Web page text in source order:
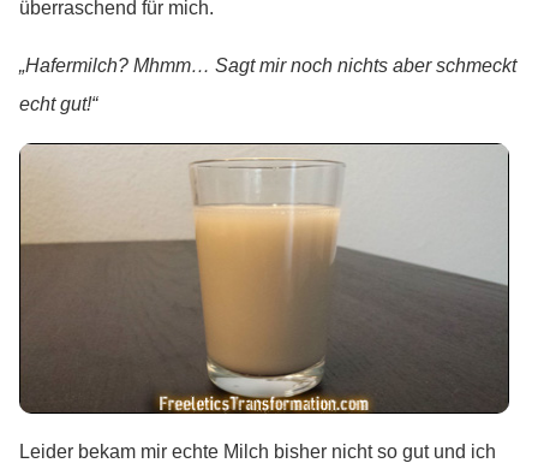
überraschend für mich.
„Hafermilch? Mhmm… Sagt mir noch nichts aber schmeckt
echt gut!“
Leider bekam mir echte Milch bisher nicht so gut und ich